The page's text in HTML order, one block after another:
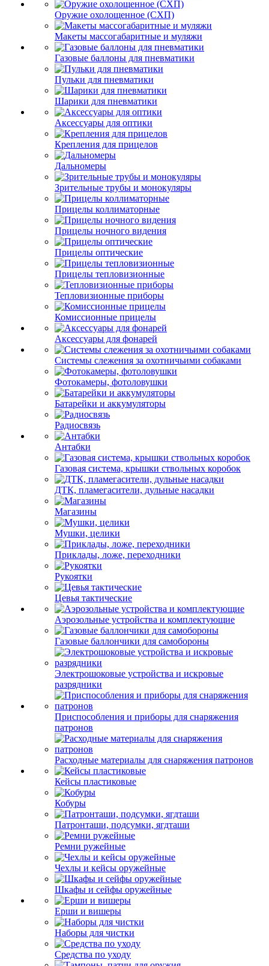
Оружие охолощенное (СХП)
Макеты массогабаритные и муляжи
Газовые баллоны для пневматики
Пульки для пневматики
Шарики для пневматики
Аксессуары для оптики
Крепления для прицелов
Дальномеры
Зрительные трубы и монокуляры
Прицелы коллиматорные
Прицелы ночного видения
Прицелы оптические
Прицелы тепловизионные
Тепловизионные приборы
Комиссионные прицелы
Аксессуары для фонарей
Системы слежения за охотничьими собаками
Фотокамеры, фотоловушки
Батарейки и аккумуляторы
Радиосвязь
Антабки
Газовая система, крышки ствольных коробок
ДТК, пламегасители, дульные насадки
Магазины
Мушки, целики
Приклады, ложе, переходники
Рукоятки
Цевья тактические
Аэрозольные устройства и комплектующие
Газовые баллончики для самобороны
Электрошоковые устройства и искровые
разрядники
Приспособления и приборы для снаряжения
патронов
Расходные материалы для снаряжения патронов
Кейсы пластиковые
Кобуры
Патронташи, подсумки, ягдташи
Ремни ружейные
Чехлы и кейсы оружейные
Шкафы и сейфы оружейные
Ерши и вишеры
Наборы для чистки
Средства по уходу